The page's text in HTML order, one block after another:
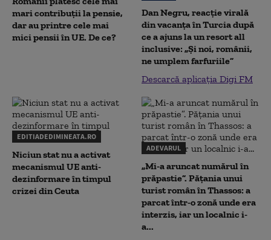
mari contribuții la pensie,
dar au printre cele mai
mici pensii în UE. De ce?
Dan Negru, reacție virală
din vacanța în Turcia după
ce a ajuns la un resort all
inclusive: „Și noi, românii,
ne umplem farfuriile”
Descarcă aplicația Digi FM
EDITIADEDIMINEATA.RO
Niciun stat nu a activat
mecanismul UE anti-
dezinformare în timpul
crizei din Ceuta
ADEVARUL
„Mi-a aruncat numărul în
prăpastie”. Pățania unui
turist român în Thassos: a
parcat într-o zonă unde era
interzis, iar un localnic i-
a...